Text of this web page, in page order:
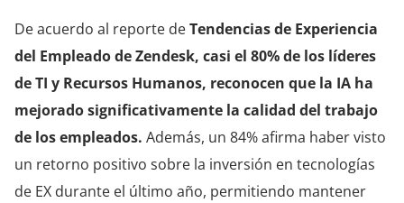
De acuerdo al reporte deTendencias de Experiencia
del Empleado de Zendesk, casi el 80% de los líderes
de TI y Recursos Humanos, reconocen que la IA ha
mejorado significativamente la calidad del trabajo
de los empleados. Además, un 84% afirma haber visto
un retorno positivo sobre la inversión en tecnologías
de EX durante el último año, permitiendo mantener